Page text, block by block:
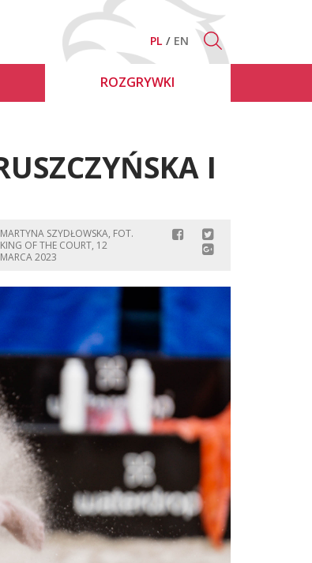
PL EN
ROZGRYWKI
I
MARTYNA SZYDŁOWSKA, FOT.
KING OF THE COURT, 12
MARCA 2023